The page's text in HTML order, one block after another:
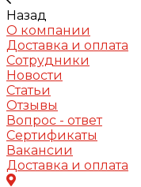
Назад
О компании
Доставка и оплата
Сотрудники
Новости
Статьи
Отзывы
Вопрос - ответ
Сертификаты
Вакансии
Доставка и оплата